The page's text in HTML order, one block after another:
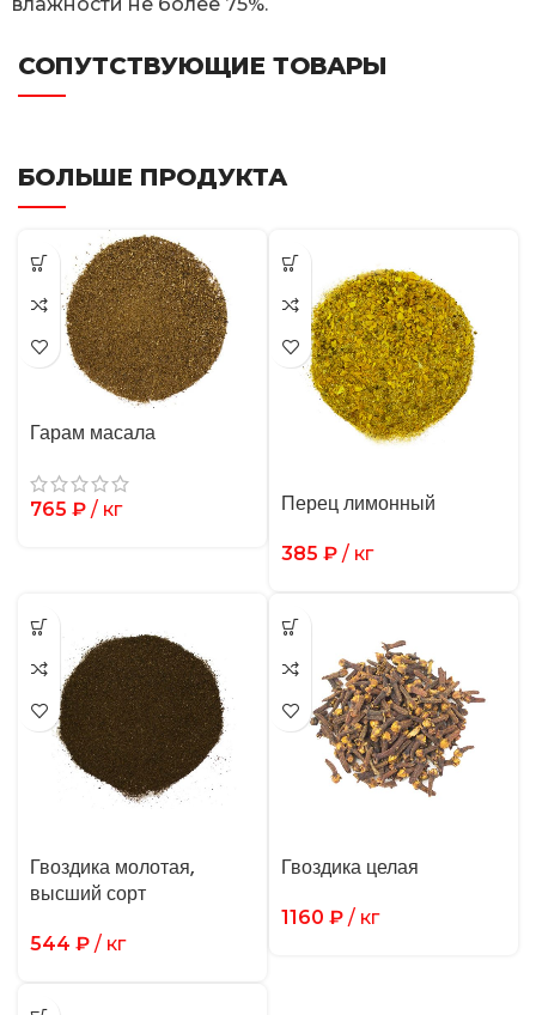
СОПУТСТВУЮЩИЕ ТОВАРЫ
БОЛЬШЕ ПРОДУКТА
Гарам масала
765 ₽ / кг Перец лимонный
385 ₽ / кг
Гвоздика молотая,
высший сорт
544 ₽ / кг
Гвоздика целая
1160 ₽ / кг